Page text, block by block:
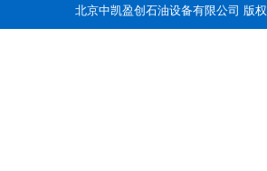
北京中凯盈创石油设备有限公司 版